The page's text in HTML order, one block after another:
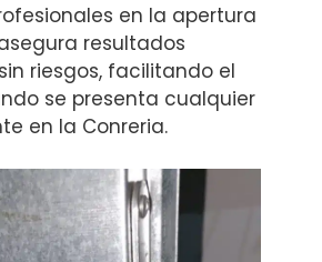
en la apertura
resultados
riesgos, facilitando el
se presenta cualquier
en la Conreria.